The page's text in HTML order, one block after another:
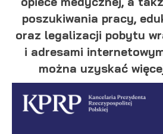
poszukiwania pracy,
oraz legalizacji pobytu
i adresami
można uzyskać
podmiotów trzecich lub firm będących
oraz innych dostawców usług. Firmy
pośredników prezentujących nasze
wiadomości, ofert, komunikatów